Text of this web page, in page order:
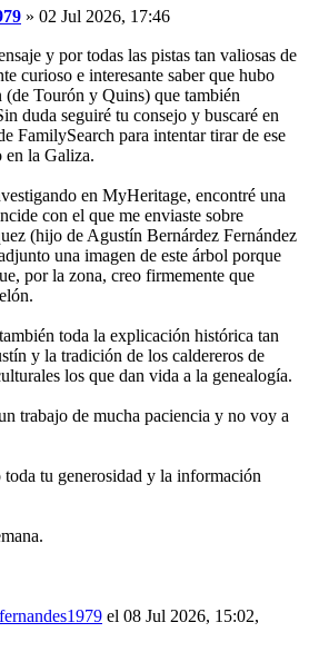
» 02 Jul 2026, 17:46
y por todas las pistas tan valiosas de
curioso e interesante saber que hubo
Tourón y Quins) que también
duda seguiré tu consejo y buscaré en
FamilySearch para intentar tirar de ese
en la Galiza.
en MyHeritage, encontré una
con el que me enviaste sobre
(hijo de Agustín Bernárdez Fernández
una imagen de este árbol porque
por la zona, creo firmemente que
toda la explicación histórica tan
y la tradición de los caldereros de
los que dan vida a la genealogía.
trabajo de mucha paciencia y no voy a
toda tu generosidad y la información
el 08 Jul 2026, 15:02,